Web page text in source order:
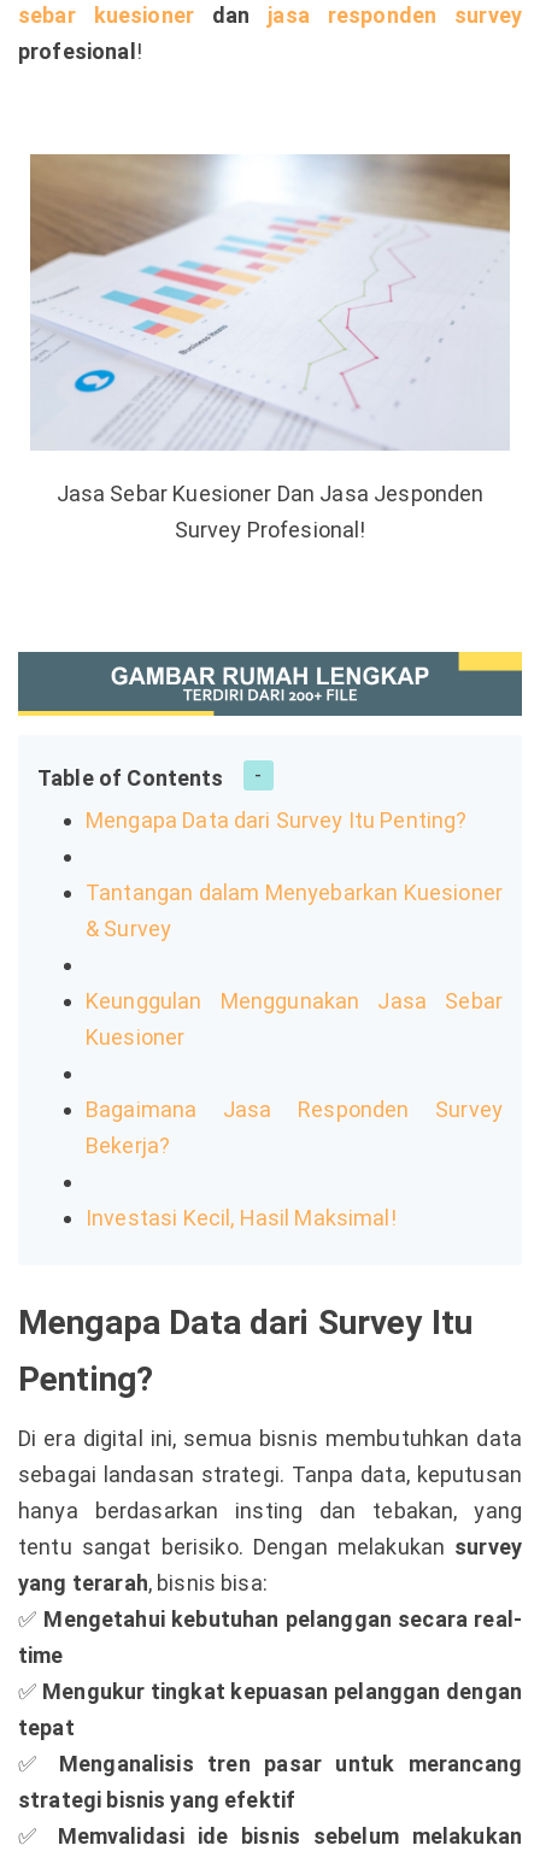
sebar kuesioner dan jasa responden survey
profesional!
Jasa Sebar Kuesioner Dan Jasa Jesponden
Survey Profesional!
Table of Contents
Mengapa Data dari Survey Itu Penting?
Tantangan dalam Menyebarkan Kuesioner
& Survey
Keunggulan Menggunakan Jasa Sebar
Kuesioner
Bagaimana Jasa Responden Survey
Bekerja?
Investasi Kecil, Hasil Maksimal!
Mengapa Data dari Survey Itu
Penting?
Di era digital ini, semua bisnis membutuhkan data
sebagai landasan strategi. Tanpa data, keputusan
hanya berdasarkan insting dan tebakan, yang
tentu sangat berisiko. Dengan melakukan survey
yang terarah, bisnis bisa:
✅ Mengetahui kebutuhan pelanggan secara real-
time
✅ Mengukur tingkat kepuasan pelanggan dengan
tepat
✅
Menganalisis tren pasar untuk merancang
strategi bisnis yang efektif
✅
Memvalidasi ide bisnis sebelum melakukan